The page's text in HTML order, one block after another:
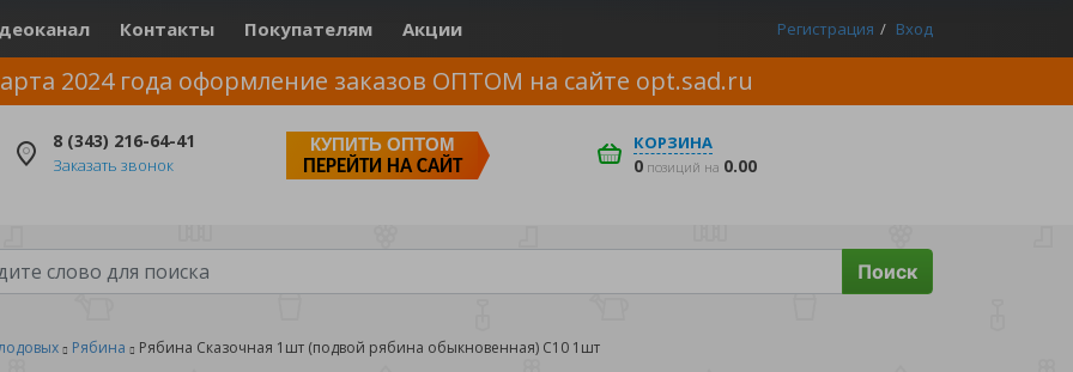
Контакты Покупателям Акции Регистрация Вход
2024 года оформление заказов ОПТОМ на сайте opt.sad.ru
8 (343) 216-64-41
Заказать звонок
КУПИТЬ ОПТОМ
ПЕРЕЙТИ НА САЙТ
КОРЗИНА
0 позиций на 0.00
Поиск
Рябина Рябина Сказочная 1шт (подвой рябина обыкновенная) С10 1шт